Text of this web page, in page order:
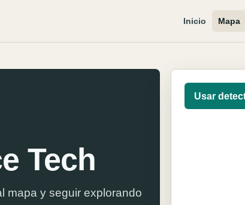
Inicio Mapa
Tech
mapa y seguir explorando
Usar